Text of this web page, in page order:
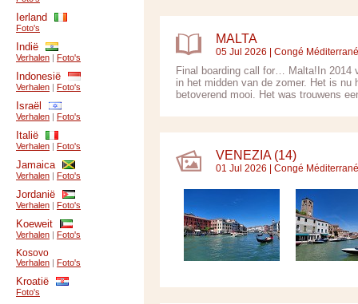
MALTA
05 Jul 2026 | Congé
Final boarding call for… Malta!In 2014
in het midden van de zomer. Het is
betoverend mooi. Het was trouwens
VENEZIA (14)
01 Jul 2026 | Congé
Ierland
Foto's
Indië
Verhalen | Foto's
Indonesië
Verhalen | Foto's
Israël
Verhalen | Foto's
Italië
Verhalen | Foto's
Jamaica
Verhalen | Foto's
Jordanië
Verhalen | Foto's
Koeweit
Verhalen | Foto's
Kosovo
Verhalen | Foto's
Kroatië
Foto's